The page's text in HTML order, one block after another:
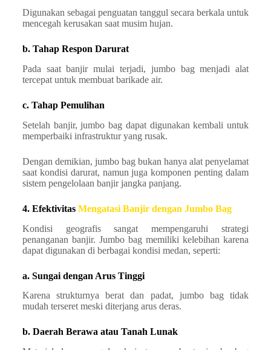
Digunakan sebagai penguatan tanggul secara berkala untuk
mencegah kerusakan saat musim hujan.
b. Tahap Respon Darurat
Pada saat banjir mulai terjadi, jumbo bag menjadi alat
tercepat untuk membuat barikade air.
c. Tahap Pemulihan
Setelah banjir, jumbo bag dapat digunakan kembali untuk
memperbaiki infrastruktur yang rusak.
Dengan demikian, jumbo bag bukan hanya alat penyelamat
saat kondisi darurat, namun juga komponen penting dalam
sistem pengelolaan banjir jangka panjang.
4. Efektivitas Mengatasi Banjir dengan Jumbo Bag
Kondisi geografis sangat mempengaruhi strategi
penanganan banjir. Jumbo bag memiliki kelebihan karena
dapat digunakan di berbagai kondisi medan, seperti:
a. Sungai dengan Arus Tinggi
Karena strukturnya berat dan padat, jumbo bag tidak
mudah terseret meski diterjang arus deras.
b. Daerah Berawa atau Tanah Lunak